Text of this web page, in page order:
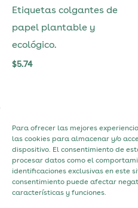
Para ofrecer las mejores
las cookies para almacenar y/o
dispositivo. El consentimiento de
procesar datos como el
identificaciones exclusivas en este
consentimiento puede afectar
características y funciones.
Etiquetas colgantes de
papel plantable y
ecológico.
$5.74
Política de
Política